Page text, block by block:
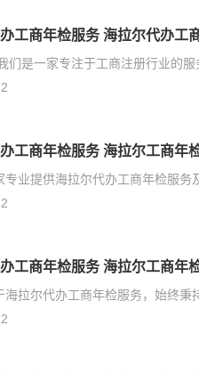
工商年检服务 海拉尔代办工
们是一家专注于工商注册行业的
工商年检服务 海拉尔工商年
专业提供海拉尔代办工商年检服
工商年检服务 海拉尔工商年
海拉尔代办工商年检服务，始终秉